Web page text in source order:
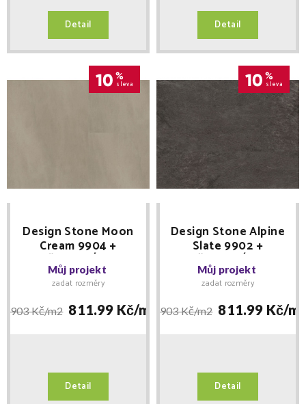
Detail Detail
10 %
sleva
Design Stone Moon
Cream 9904 +
MNOŽSTEVNÍ SLEVY
+ lišta IMAGE zdarma -
Floor Forever lepený
Můj projekt
zadat rozměry
903 Kč/m2 811.99 Kč/m2
Detail
10 %
sleva
Design Stone Alpine
Slate 9902 +
MNOŽSTEVNÍ SLEVY
+ lišta IMAGE zdarma -
Floor Forever lepený
Můj projekt
zadat rozměry
903 Kč/m2 811.99 Kč/
Detail